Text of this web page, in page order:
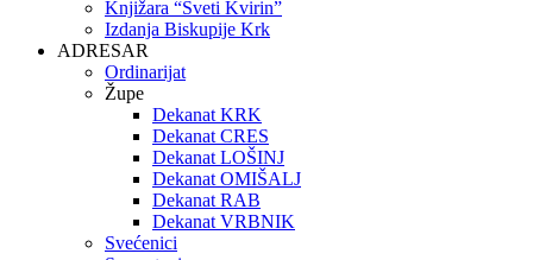
Knjižara “Sveti Kvirin”
Izdanja Biskupije Krk
ADRESAR
Ordinarijat
Župe
Dekanat KRK
Dekanat CRES
Dekanat LOŠINJ
Dekanat OMIŠALJ
Dekanat RAB
Dekanat VRBNIK
Svećenici